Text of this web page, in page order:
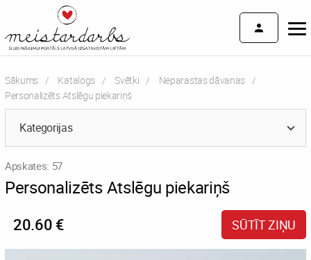
Sākums Katalogs Svētki
Neparastas dāvanas
Current:
Personalizēts Atslēgu piekariņš
Kategorijas
Apskates: 57
Personalizēts Atslēgu piekariņš
20.60 € SŪTĪT ZIŅU